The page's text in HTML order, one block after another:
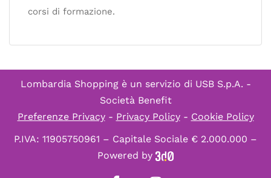
corsi di formazione.
Lombardia Shopping è un servizio di USB S.p.A. -
Società Benefit
Preferenze Privacy- Privacy Policy- Cookie Policy
P.IVA: 11905750961 – Capitale Sociale € 2.000.000 –
Powered by